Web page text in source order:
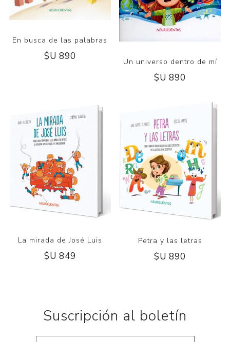
En busca de las palabras
$U 890 Un universo dentro de mí
$U 890
La mirada de José Luis
$U 849
Petra y las letras
$U 890
Suscripción al boletín